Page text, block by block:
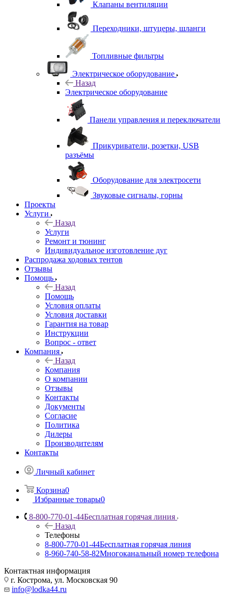
Клапаны вентиляции
Переходники, штуцеры, шланги
Топливные фильтры
Электрическое оборудование
Назад
Электрическое оборудование
Панели управления и переключатели
Прикуриватели, розетки, USB
разъёмы
Оборудование для электросети
Звуковые сигналы, горны
Проекты
Услуги
Назад
Услуги
Ремонт и тюнинг
Индивидуальное изготовление дуг
Распродажа ходовых тентов
Отзывы
Помощь
Назад
Помощь
Условия оплаты
Условия доставки
Гарантия на товар
Инструкции
Вопрос - ответ
Компания
Назад
Компания
О компании
Отзывы
Контакты
Документы
Согласие
Политика
Дилеры
Производителям
Контакты
Личный кабинет
Корзина0
Избранные товары0
8-800-770-01-44Бесплатная горячая линия
Назад
Телефоны
8-800-770-01-44Бесплатная горячая линия
8-960-740-58-82Многоканальный номер телефона
Контактная информация
г. Кострома, ул. Московская 90
info@lodka44.ru